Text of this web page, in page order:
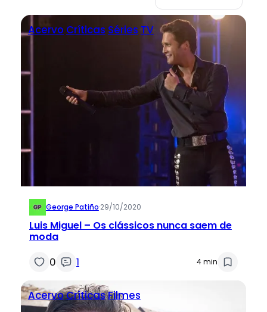
Acervo Críticas Séries TV
George Patiño·29/10/2020
Luis Miguel – Os clássicos nunca saem de
moda
0 1 4 min
AcervoCríticasFilmes